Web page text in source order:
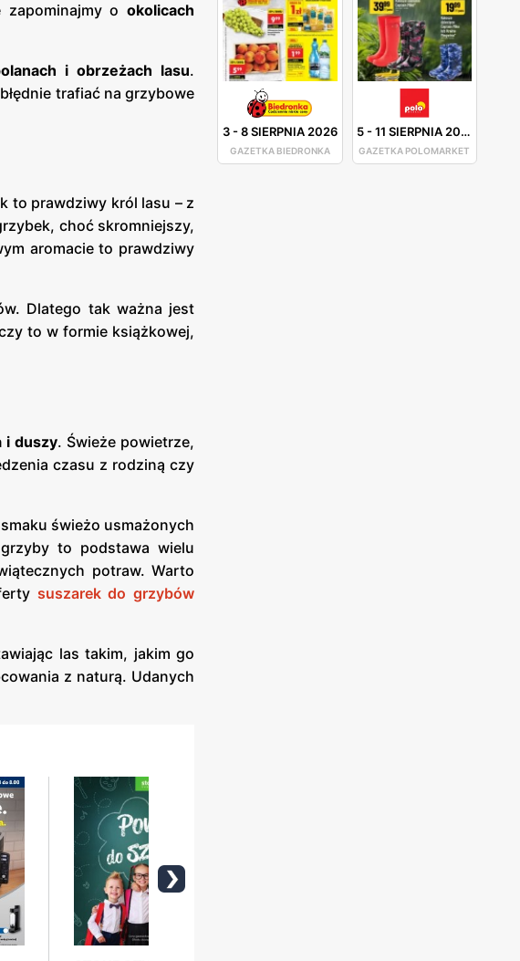
3-8 SIERPNIA 2026
GAZETKA BIEDRONKA
5-11 SIERPNIA 2026
GAZETKA POLOMARKET
o okolicach
i obrzeżach lasu.
trafiać na grzybowe
to prawdziwy król lasu – z
choć skromniejszy,
aromacie to prawdziwy
Dlatego tak ważna jest
to w formie książkowej,
i duszy. Świeże powietrze,
czasu z rodziną czy
świeżo usmażonych
to podstawa wielu
potraw. Warto
suszarek do grzybów
las takim, jakim go
z naturą. Udanych